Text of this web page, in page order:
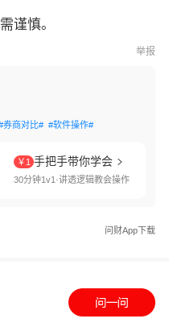
谨慎。
举报
券商对比# #软件操作#
￥1 手把手带你学会
30分钟1v1·讲透逻辑教会操作
问财App下载